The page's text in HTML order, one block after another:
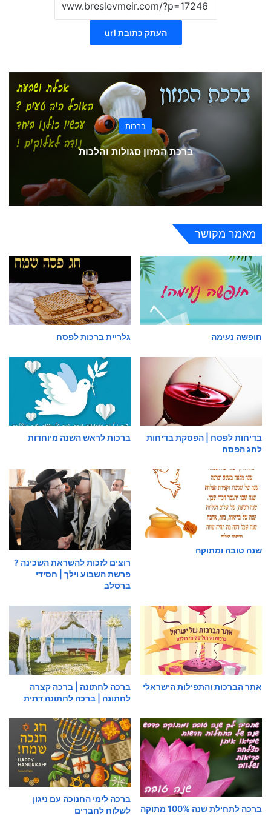
העתק כתובת url
ברכות
ברכת המזון סגולות והלכות
מאמר מקושר
חופשה נעימה גלריית ברכות לפסח
בדיחות לפסח | הפסקת בדיחות
לחג הפסח
ברכות לראש השנה מיוחדות
שנה טובה ומתוקה
רוצים לזכות להשראת השכינה ?
פרשת השבוע וילך | חסידי
ברסלב
אתר הברכות והתפילות הישראלי
ברכה לחתונה | ברכה קצרה
לחתונה | ברכה לחתונה דתית
ברכה לתחילת שנה 100% מתוקה
ברכה לימי החנוכה עם ניגון
לשלוח לחברים